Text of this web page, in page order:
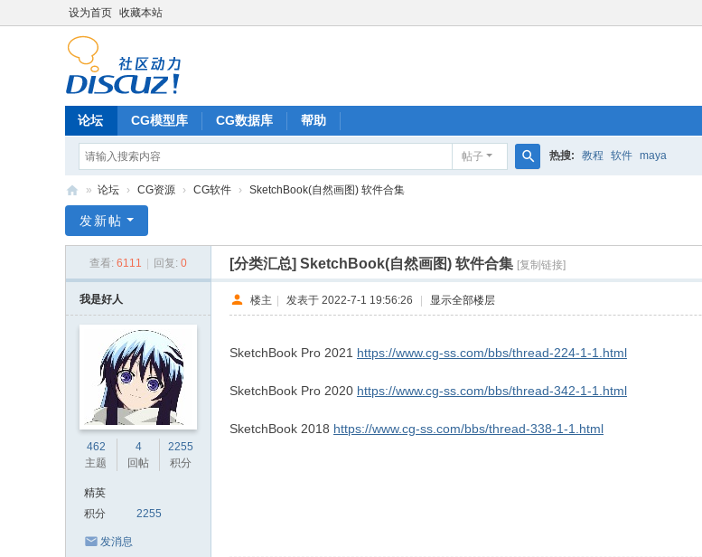
设为首页 收藏本站
论坛 CG模型库 CG数据库 帮助
帖子 热搜: 教程 软件 maya
G
» 论坛 › CG资源 › CG软件 › SketchBook(自然画图) 软件合集
发新帖
查看: 6111 回复: 0 [分类汇总] SketchBook(自然画图) 软件合集 [复制链接]
我是好人
462
主题
4
回帖
2255
积分
精英
积分
2255
发消息
楼主 | 发表于 2022-7-1 19:56:26 | 显示全部楼层
SketchBook Pro 2021 https://www.cg-ss.com/bbs/thread-224-1-1.html
SketchBook Pro 2020 https://www.cg-ss.com/bbs/thread-342-1-1.html
SketchBook 2018 https://www.cg-ss.com/bbs/thread-338-1-1.html